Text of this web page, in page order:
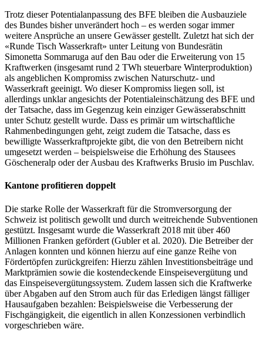
Trotz dieser Potentialanpassung des BFE bleiben die Ausbauziele
des Bundes bisher unverändert hoch – es werden sogar immer
weitere Ansprüche an unsere Gewässer gestellt. Zuletzt hat sich der
«Runde Tisch Wasserkraft» unter Leitung von Bundesrätin
Simonetta Sommaruga auf den Bau oder die Erweiterung von 15
Kraftwerken (insgesamt rund 2 TWh steuerbare Winterproduktion)
als angeblichen Kompromiss zwischen Naturschutz- und
Wasserkraft geeinigt. Wo dieser Kompromiss liegen soll, ist
allerdings unklar angesichts der Potentialeinschätzung des BFE und
der Tatsache, dass im Gegenzug kein einziger Gewässerabschnitt
unter Schutz gestellt wurde. Dass es primär um wirtschaftliche
Rahmenbedingungen geht, zeigt zudem die Tatsache, dass es
bewilligte Wasserkraftprojekte gibt, die von den Betreibern nicht
umgesetzt werden – beispielsweise die Erhöhung des Stausees
Göscheneralp oder der Ausbau des Kraftwerks Brusio im Puschlav.
Kantone profitieren doppelt
Die starke Rolle der Wasserkraft für die Stromversorgung der
Schweiz ist politisch gewollt und durch weitreichende Subventionen
gestützt. Insgesamt wurde die Wasserkraft 2018 mit über 460
Millionen Franken gefördert (Gubler et al. 2020). Die Betreiber der
Anlagen konnten und können hierzu auf eine ganze Reihe von
Fördertöpfen zurückgreifen: Hierzu zählen Investitionsbeiträge und
Marktprämien sowie die kostendeckende Einspeisevergütung und
das Einspeisevergütungssystem. Zudem lassen sich die Kraftwerke
über Abgaben auf den Strom auch für das Erledigen längst fälliger
Hausaufgaben bezahlen: Beispielsweise die Verbesserung der
Fischgängigkeit, die eigentlich in allen Konzessionen verbindlich
vorgeschrieben wäre.